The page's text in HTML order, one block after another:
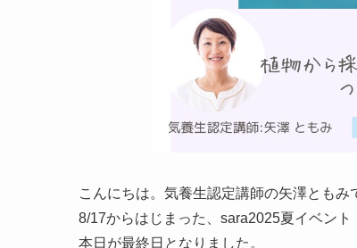
こんにちは。気養生認定講師の矢澤ともみ
8/17からはじまった、sara2025夏イベン
本日が最終日となりました。